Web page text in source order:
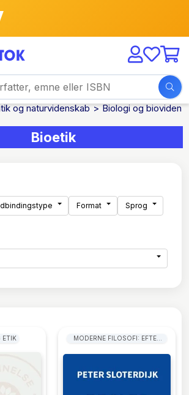
og naturvidenskab Biologi og
Bioetik
Format Sprog
ETIK
MODERNE FILOSOFI: EFTER